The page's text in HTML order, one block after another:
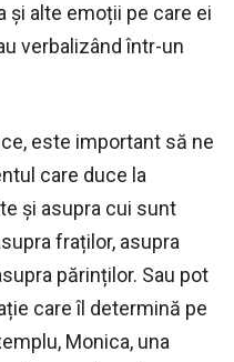
și alte emoții pe care ei
verbalizând într-un
este important să ne
care duce la
și asupra cui sunt
fraților, asupra
părinților. Sau pot
care îl determină pe
Monica, una